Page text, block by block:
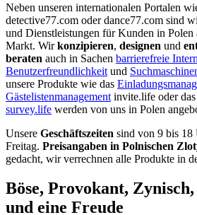
Neben unseren internationalen Portalen
detective77.com oder dance77.com sind
und Dienstleistungen für Kunden in
Markt. Wirkonzipieren, designen und
beraten auch in Sachen barrierefreie
Benutzerfreundlichkeit und
unsere Produkte wie das
Gästelistenmanagement invite.life oder das
survey.life werden von uns in Polen
Unsere Geschäftszeiten sind von 9 bis
Freitag. Preisangaben in Polnischen
gedacht, wir verrechnen alle Produkte in
Böse, Provokant,
und eine Freude